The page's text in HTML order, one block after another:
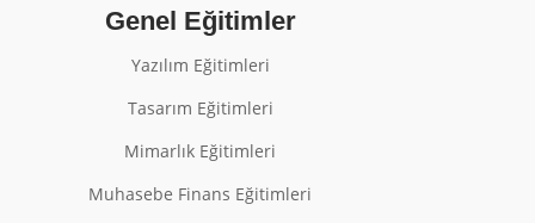
Genel Eğitimler
Yazılım Eğitimleri
Tasarım Eğitimleri
Mimarlık Eğitimleri
Muhasebe Finans Eğitimleri